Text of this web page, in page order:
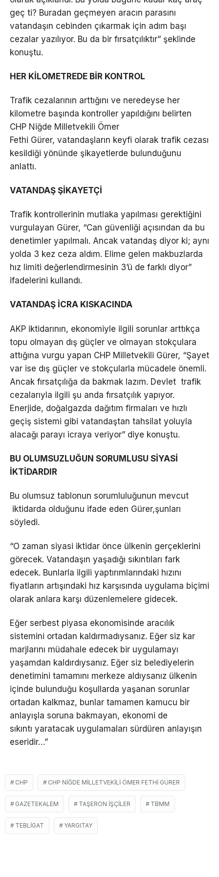
geç ti? Buradan geçmeyen aracın parasını
vatandaşın cebinden çıkarmak için adım başı
cezalar yazılıyor. Bu da bir fırsatçılıktır” şeklinde
konuştu.
HER KİLOMETREDE BİR KONTROL
Trafik cezalarının arttığını ve neredeyse her
kilometre başında kontroller yapıldığını belirten
CHP Niğde Milletvekili Ömer
Fethi Gürer, vatandaşların keyfi olarak trafik cezası
kesildiği yönünde şikayetlerde bulunduğunu
anlattı.
VATANDAŞ ŞİKAYETÇİ
Trafik kontrollerinin mutlaka yapılması gerektiğini
vurgulayan Gürer, “Can güvenliği açısından da bu
denetimler yapılmalı. Ancak vatandaş diyor ki; aynı
yolda 3 kez ceza aldım. Elime gelen makbuzlarda
hız limiti değerlendirmesinin 3’ü de farklı diyor”
ifadelerini kullandı.
VATANDAŞ İCRA KISKACINDA
AKP iktidarının, ekonomiyle ilgili sorunlar arttıkça
topu olmayan dış güçler ve olmayan stokçulara
attığına vurgu yapan CHP Milletvekili Gürer, “Şayet
var ise dış güçler ve stokçularla mücadele önemli.
Ancak fırsatçılığa da bakmak lazım. Devlet trafik
cezalarıyla ilgili şu anda fırsatçılık yapıyor.
Enerjide, doğalgazda dağıtım firmaları ve hızlı
geçiş sistemi gibi vatandaştan tahsilat yoluyla
alacağı parayı icraya veriyor” diye konuştu.
BU OLUMSUZLUĞUN SORUMLUSU SİYASİ
İKTİDARDIR
Bu olumsuz tablonun sorumluluğunun mevcut
iktidarda olduğunu ifade eden Gürer,şunları
söyledi.
“O zaman siyasi iktidar önce ülkenin gerçeklerini
görecek. Vatandaşın yaşadığı sıkıntıları fark
edecek. Bunlarla ilgili yaptırımlarındaki hızını
fiyatların artışındaki hız karşısında uygulama biçimi
olarak anlara karşı düzenlemelere gidecek.
Eğer serbest piyasa ekonomisinde aracılık
sistemini ortadan kaldırmadıysanız. Eğer siz kar
marjlarını müdahale edecek bir uygulamayı
yaşamdan kaldırdıysanız. Eğer siz belediyelerin
denetimini tamamını merkeze aldıysanız ülkenin
içinde bulunduğu koşullarda yaşanan sorunlar
ortadan kalkmaz, bunlar tamamen kamucu bir
anlayışla soruna bakmayan, ekonomi de
sıkıntı yaratacak uygulamaları sürdüren anlayışın
eseridir…”
CHP CHP NIĞDE MILLETVEKILI ÖMER FETHI GÜRER
GAZETEKALEM TAŞERON IŞÇILER TBMM
TEBLIGAT YARGITAY